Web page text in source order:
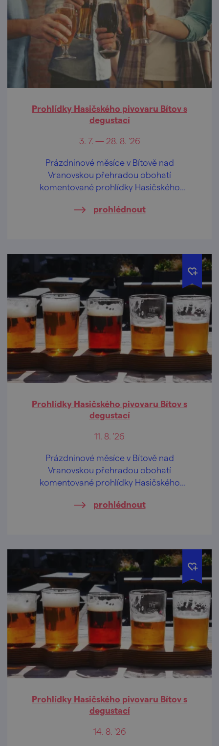
Prohlídky Hasičského pivovaru Bítov s
degustací
3. 7. — 28. 8. '26
Prázdninové měsíce v Bítově nad
Vranovskou přehradou obohatí
komentované prohlídky Hasičského
prohlédnout
Prohlídky Hasičského pivovaru Bítov s
degustací
11. 8. '26
Prázdninové měsíce v Bítově nad
Vranovskou přehradou obohatí
komentované prohlídky Hasičského
prohlédnout
Prohlídky Hasičského pivovaru Bítov s
degustací
14. 8. '26